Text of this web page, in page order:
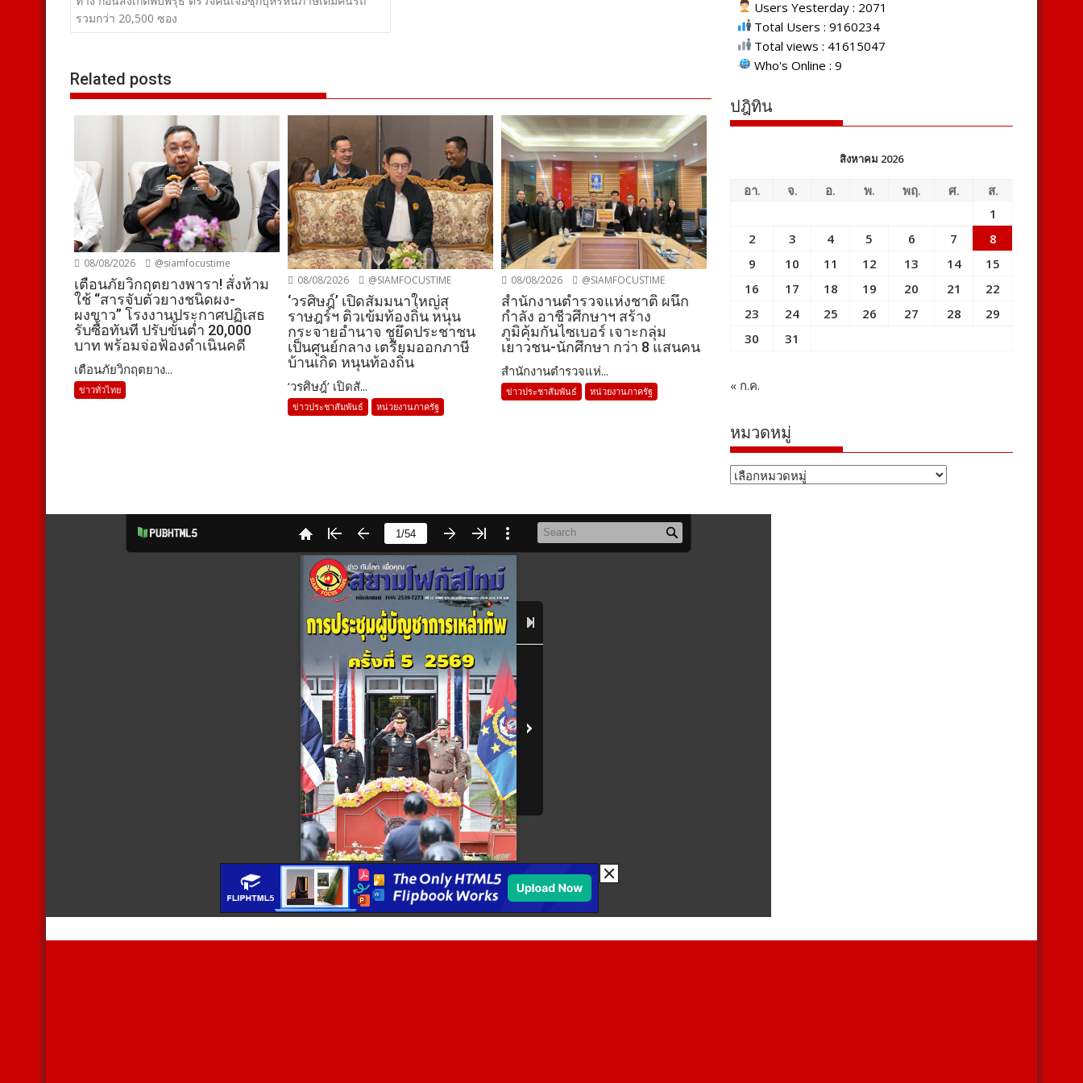
เรื่อง
รวมกว่า 20,500 ซอง
Related posts
08/08/2026 @siamfocustime
เตือนภัยวิกฤตยางพารา! สั่งห้าม
ใช้ “สารจับตัวยางชนิดผง-
ผงขาว” โรงงานประกาศปฏิเสธ
รับซื้อทันที ปรับขั้นต่ำ 20,000
บาท พร้อมจ่อฟ้องดำเนินคดี
เตือนภัยวิกฤตยาง...
ข่าวทั่วไทย
08/08/2026 @SIAMFOCUSTIME
‘วรศิษฎ์’ เปิดสัมมนาใหญ่สุ
ราษฎร์ฯ ติวเข้มท้องถิ่น หนุน
กระจายอำนาจ ชูยึดประชาชน
เป็นศูนย์กลาง เตรียมออกภาษี
บ้านเกิด หนุนท้องถิ่น
‘วรศิษฎ์’ เปิดสั...
ข่าวประชาสัมพันธ์ หน่วยงานภาครัฐ
08/08/2026 @SIAMFOCUSTIME
สำนักงานตำรวจแห่งชาติ ผนึก
กำลัง อาชีวศึกษาฯ สร้าง
ภูมิคุ้มกันไซเบอร์ เจาะกลุ่ม
เยาวชน-นักศึกษา กว่า 8 แสนคน
สำนักงานตำรวจแห่...
ข่าวประชาสัมพันธ์ หน่วยงานภาครัฐ
Users Yesterday : 2071
Total Users : 9160234
Total views : 41615047
Who's Online : 9
ปฎิทิน
สิงหาคม 2026
อา. จ. อ. พ. พฤ. ศ.
ส.
1
2
3 4 5 6 7
8
9
10 11 12 13 14
15
16
17 18 19 20 21
22
23
24 25 26 27 28
29
30
31
« ก.ค.
หมวดหมู่
หมวด